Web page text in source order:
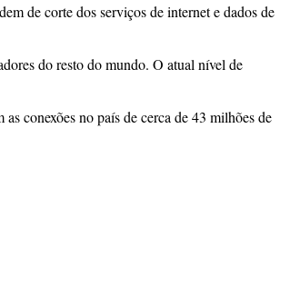
de corte dos serviços de internet e dados de
do resto do mundo. O atual nível de
conexões no país de cerca de 43 milhões de